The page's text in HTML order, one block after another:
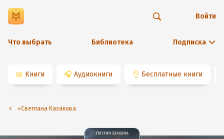
Что выбрать Библиотека Подписка
Войти
📖 Книги 🎧 Аудиокниги 👌 Бесплатные книги
⭐️Светлана Казакова